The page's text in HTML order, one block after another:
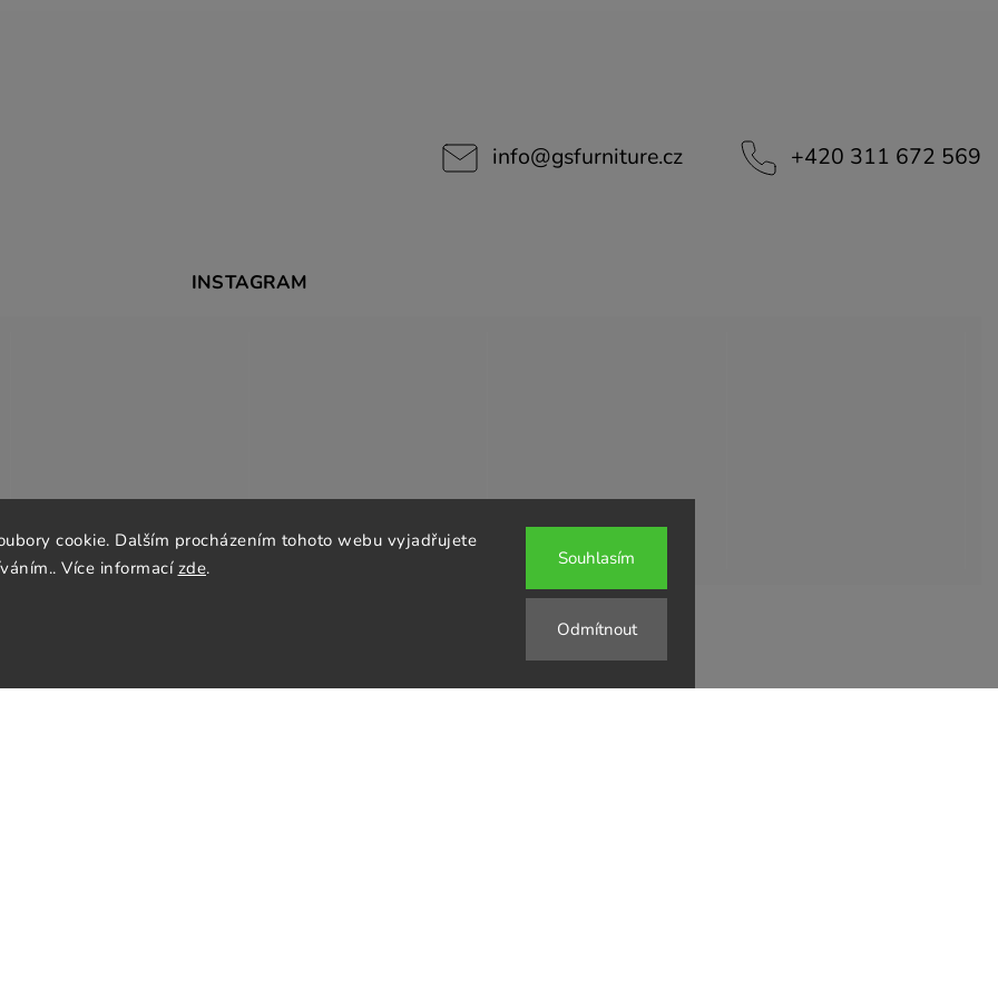
cookie. Dalším procházením tohoto webu vyjadřujete
Více informací zde.
Odmítnout
Souhlasím
info@gsfurniture.cz +420 311 672 569
INSTAGRAM